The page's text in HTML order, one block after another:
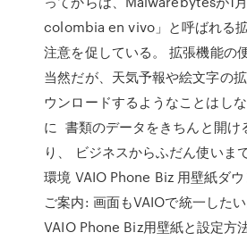
colombia en vivo」と呼ばれる
注意を促している。 拡張機能の
当然だが、天気予報や絵文字の
ウンロードするようなことはし
に 書類のデータをきちんと開け
り、 ビジネスからふだん使いま
環境 VAIO Phone Biz 用壁紙ダ
ご案内: 画面もVAIOで統一したい
VAIO Phone Biz用壁紙と設定方